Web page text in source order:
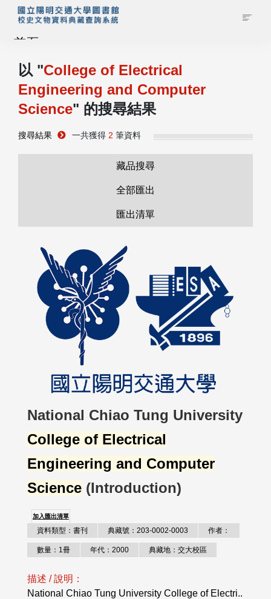
首頁
藏品查詢
校史館簡介
藏品清單全覽
以 "College of Electrical
Engineering and Computer
Science" 的搜尋結果
搜尋結果 一共獲得 2 筆資料
藏品搜尋
全部匯出
匯出清單
National Chiao Tung University
College of Electrical
Engineering and Computer
Science (Introduction)
加入匯出清單
資料類型：書刊 典藏號：203-0002-0003 作者：
數量：1冊 年代：2000 典藏地：交大校區
描述 / 說明：
National Chiao Tung University College of Electri..